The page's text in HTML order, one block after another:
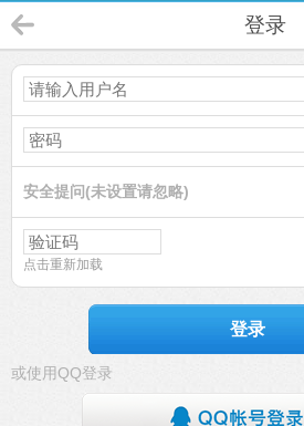
登录
安全提问(未设置请忽略)
点击重新加载
登录
或使用QQ登录